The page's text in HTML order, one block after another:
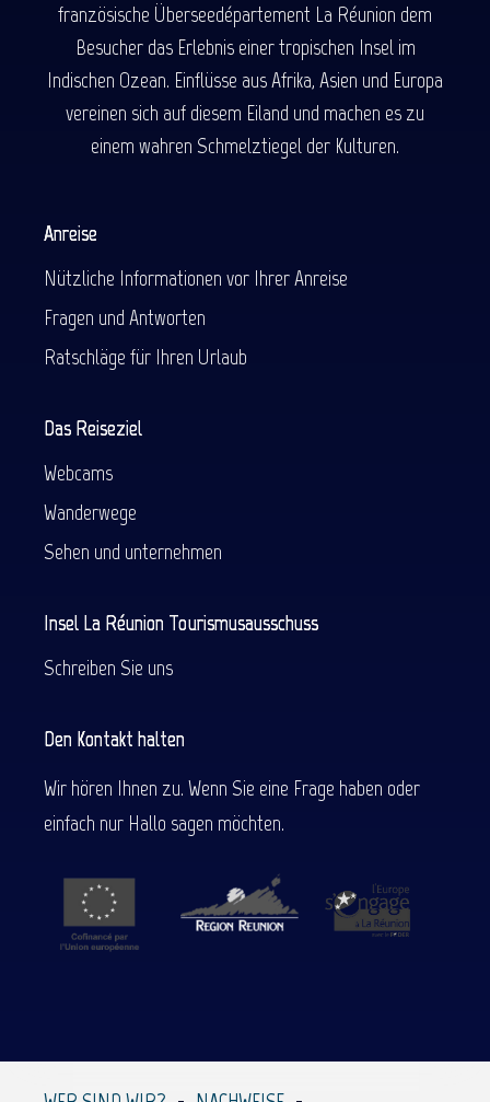
französische Überseedépartement La Réunion dem
Besucher das Erlebnis einer tropischen Insel im
Indischen Ozean. Einflüsse aus Afrika, Asien und Europa
vereinen sich auf diesem Eiland und machen es zu
einem wahren Schmelztiegel der Kulturen.
Anreise
Nützliche Informationen vor Ihrer Anreise
Fragen und Antworten
Ratschläge für Ihren Urlaub
Das Reiseziel
Webcams
Wanderwege
Sehen und unternehmen
Insel La Réunion Tourismusausschuss
Schreiben Sie uns
Den Kontakt halten
Wir hören Ihnen zu. Wenn Sie eine Frage haben oder
einfach nur Hallo sagen möchten.